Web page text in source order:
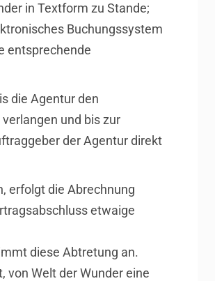
in Textform zu Stande;
Buchungssystem
entsprechende
die Agentur den
und bis zur
der Agentur direkt
erfolgt die Abrechnung
etwaige
diese Abtretung an.
von Welt der Wunder eine